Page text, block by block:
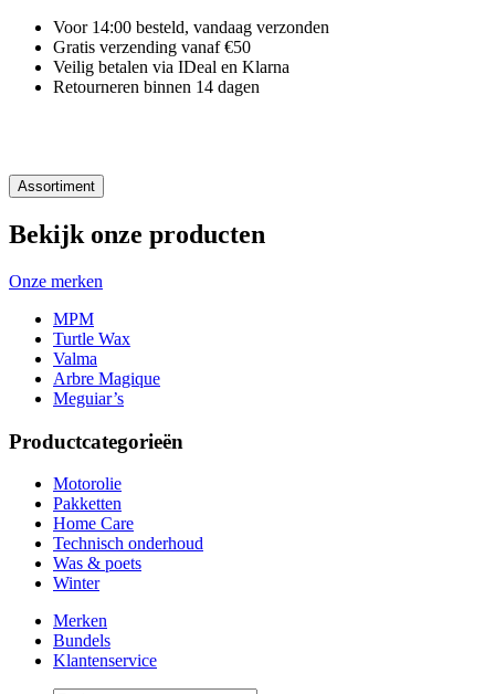
Voor 14:00 besteld, vandaag verzonden
Gratis verzending vanaf €50
Veilig betalen via IDeal en Klarna
Retourneren binnen 14 dagen
Assortiment
Bekijk onze producten
Onze merken
MPM
Turtle Wax
Valma
Arbre Magique
Meguiar’s
Productcategorieën
Motorolie
Pakketten
Home Care
Technisch onderhoud
Was & poets
Winter
Merken
Bundels
Klantenservice